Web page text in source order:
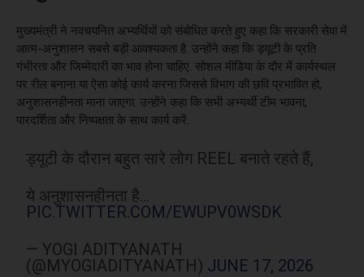
मुख्यमंत्री ने नवचयनित अभ्यर्थियों को संबोधित करते हुए कहा कि सरकारी सेवा में
आत्म-अनुशासन सबसे बड़ी आवश्यकता है. उन्होंने कहा कि ड्यूटी के प्रति
गंभीरता और जिम्मेदारी का भाव होना चाहिए. सोशल मीडिया के दौर में कार्यस्थल
पर रील बनाना या ऐसा कोई कार्य करना जिससे विभाग की छवि प्रभावित हो,
अनुशासनहीनता माना जाएगा. उन्होंने कहा कि सभी अभ्यर्थी टीम भावना,
पारदर्शिता और निष्पक्षता के साथ कार्य करें.
ड्यूटी के दौरान बहुत सारे लोग REEL बनाते रहते हैं,
ये अनुशासनहीनता है…
PIC.TWITTER.COM/EWUPV0WSDK
— YOGI ADITYANATH
(@MYOGIADITYANATH) JUNE 17, 2026